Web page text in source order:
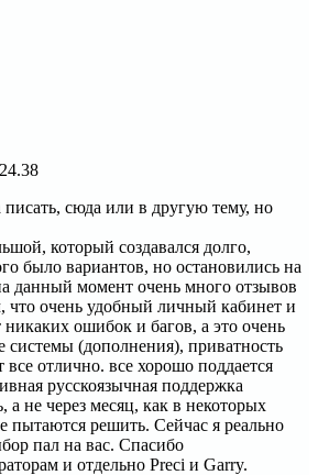
сюда или в другую тему, но
который создавался долго,
было вариантов, но остановились на
данный момент очень много отзывов
что очень удобный личный кабинет и
ошибок и багов, а это очень
(дополнения), приватность
отлично. все хорошо поддается
русскоязычная поддержка
а не через месяц, как в некоторых
пытаются решить. Сейчас я реально
пал на вас. Спасибо
и отдельно Preci и Garry.